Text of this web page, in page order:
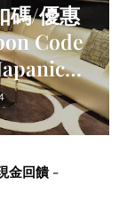
碼/優惠
Code
金回饋 -